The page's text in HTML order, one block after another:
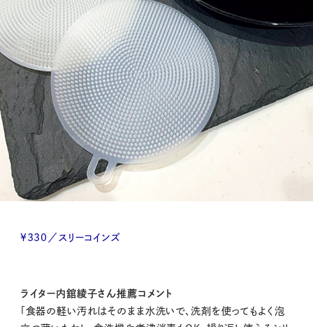
¥330／スリーコインズ
ライター内舘綾子さん推薦コメント
「食器の軽い汚れはそのまま水洗いで、洗剤を使ってもよく泡